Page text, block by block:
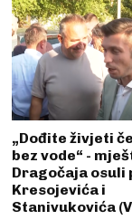
„Dođite živjeti
bez vode“ -
Dragočaja osuli
Kresojevića i
Stanivukovića